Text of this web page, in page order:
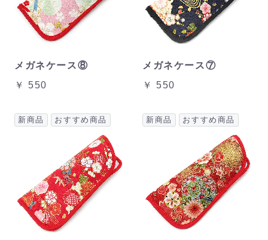
メガネケース⑧
￥ 550
メガネケース⑦
￥ 550
新商品 おすすめ商品 新商品 おすすめ商品